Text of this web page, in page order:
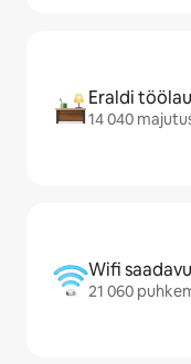
Eraldi
14 040
Wifi
21 060